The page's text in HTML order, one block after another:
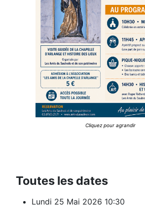
Cliquez pour agrandir
Toutes les dates
Lundi 25 Mai 2026 10:30